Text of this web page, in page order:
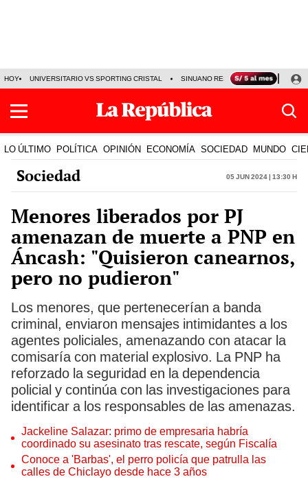
HOY UNIVERSITARIO VS SPORTING CRISTAL SINUANO RESULTADOS HOY
LO ÚLTIMO POLÍTICA OPINIÓN ECONOMÍA SOCIEDAD MUNDO
Sociedad 05 Jun 2024 | 13:30 h
Menores liberados por PJ
amenazan de muerte a PNP en
Áncash: "Quisieron canearnos,
pero no pudieron"
Los menores, que pertenecerían a banda
criminal, enviaron mensajes intimidantes a los
agentes policiales, amenazando con atacar la
comisaría con material explosivo. La PNP ha
reforzado la seguridad en la dependencia
policial y continúa con las investigaciones para
identificar a los responsables de las amenazas.
Jackeline Salazar: primo de empresaria habría
coordinado su asesinato tras rescate, según Fiscalía
Conoce a 'Barbas', el perro policía que patrulla las
calles de Chiclayo desde hace 3 años